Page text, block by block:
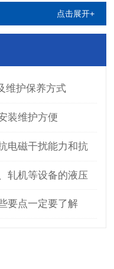
点击展开+
维护保养方式
装维护方便
电磁干扰能力和抗
轧机等设备的液压
要点一定要了解